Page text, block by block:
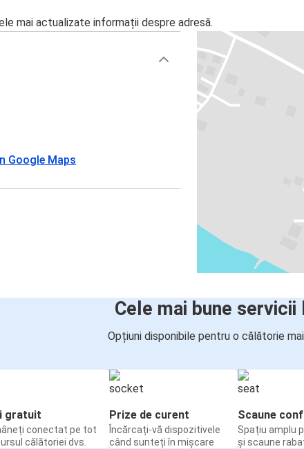
mai actualizate informații despre adresă.
Google Maps
Cele mai bune servicii
Opțiuni disponibile pentru o călătorie
gratuit
conectat pe tot
călătoriei dvs.
Prize de curent
Încărcați-vă dispozitivele
când sunteți în mișcare
Scaune
Spațiu amplu
și scaune